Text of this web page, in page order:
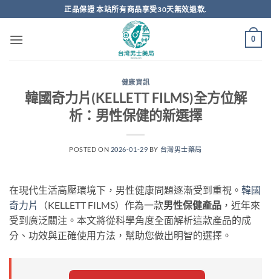
轉
正品保證 本站所有商品享受30天無效退款.
0
健康資訊
韓國奇力片(KELLETT FILMS)全方位解
析：男性保健的新選擇
POSTED ON 2026-01-29 BY 台灣男士藥局
在現代生活高壓環境下，男性健康問題逐漸受到重視。 韓國
奇力片
（KELLETT FILMS）作為一款男性保健產品 ，近年來
受到廣泛關注。本文將從科學角度全面解析這款產品的成
分、功效與正確使用方法，幫助您做出明智的選擇。